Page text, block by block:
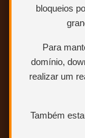
bloqueios
Para
domínio,
realizar um
Também